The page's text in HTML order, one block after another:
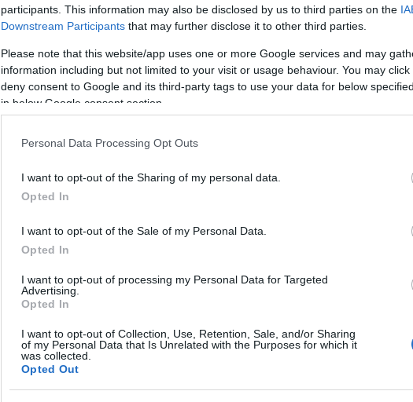
participants. This information may also be disclosed by us to third parties on the
Downstream Participants that may further disclose it to other third parties.
Please note that this website/app uses one or more Google services and may
information including but not limited to your visit or usage behaviour. You may
deny consent to Google and its third-party tags to use your data for below
in below Google consent section.
Personal Data Processing Opt Outs
I want to opt-out of the Sharing of my personal data.
Opted In
I want to opt-out of the Sale of my Personal Data.
Opted In
I want to opt-out of processing my Personal Data for Targeted
Advertising.
Opted In
I want to opt-out of Collection, Use, Retention, Sale, and/or Sharing
of my Personal Data that Is Unrelated with the Purposes for which it
was collected.
Opted Out
A